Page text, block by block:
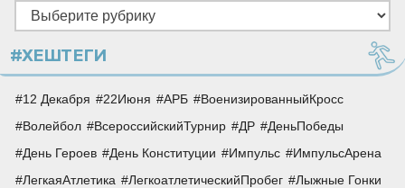
Рубрики
#ХЕШТЕГИ
12 Декабря 22Июня АРБ
ВоенизированныйКросс
Волейбол
ВсероссийскийТурнир ДР
ДеньПобеды
День Героев
День Конституции Импульс
ИмпульсАрена
ЛегкаяАтлетика
ЛегкоатлетическийПробег
Лыжные Гонки